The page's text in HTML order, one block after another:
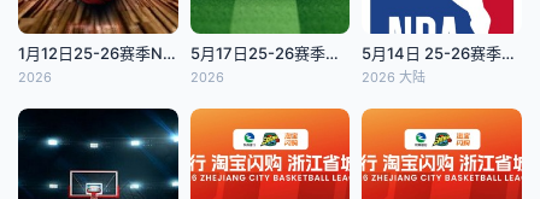
1月12日25-26赛季NBA常规赛 老鹰VS勇士
2026
5月17日25-26赛季意甲联赛 科莫VS帕尔马
2026
5月14日 25-26赛季NBA季后赛 骑士VS活塞
2026 大陆